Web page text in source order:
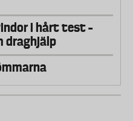
i hårt test –
draghjälp